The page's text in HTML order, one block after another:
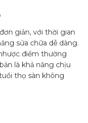
giản, với thời gian
sửa chữa dễ dàng.
điểm thường
là khả năng chịu
thọ sàn không